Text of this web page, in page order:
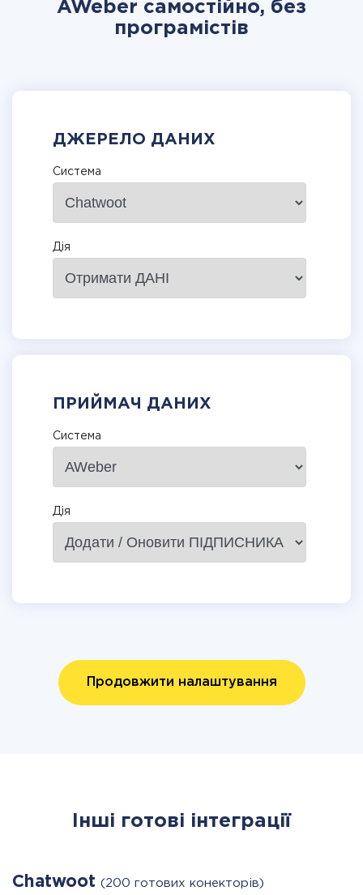
AWeber самостійно, без
програмістів
ДЖЕРЕЛО ДАНИХ
Система
Дія
ПРИЙМАЧ ДАНИХ
Система
Дія
Продовжити налаштування
Інші готові інтеграції
Chatwoot (200 готових конекторів)